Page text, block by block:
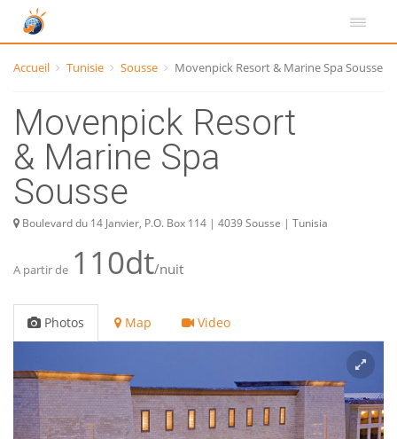
Accueil Tunisie Sousse Movenpick Resort & Marine Spa Sousse
Movenpick Resort
& Marine Spa
Sousse
Boulevard du 14 Janvier, P.O. Box 114 | 4039 Sousse | Tunisia
A partir de 110dt/nuit
Photos Map Video